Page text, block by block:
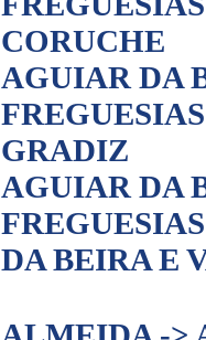
CORUCHE
AGUIAR DA
GRADIZ
AGUIAR DA
DA BEIRA E